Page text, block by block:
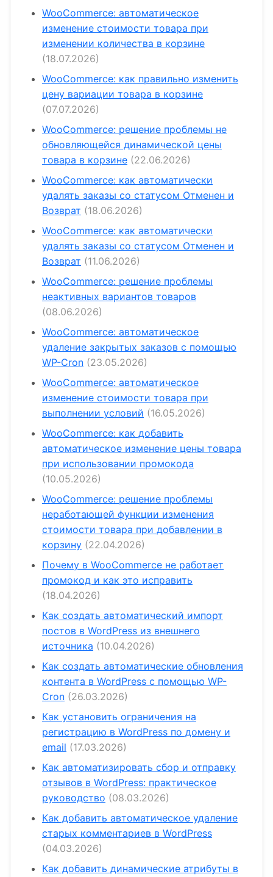
WooCommerce: автоматическое
изменение стоимости товара при
изменении количества в корзине
(18.07.2026)
WooCommerce: как правильно изменить
цену вариации товара в корзине
(07.07.2026)
WooCommerce: решение проблемы не
обновляющейся динамической цены
товара в корзине (22.06.2026)
WooCommerce: как автоматически
удалять заказы со статусом Отменен и
Возврат (18.06.2026)
WooCommerce: как автоматически
удалять заказы со статусом Отменен и
Возврат (11.06.2026)
WooCommerce: решение проблемы
неактивных вариантов товаров
(08.06.2026)
WooCommerce: автоматическое
удаление закрытых заказов с помощью
WP-Cron (23.05.2026)
WooCommerce: автоматическое
изменение стоимости товара при
выполнении условий (16.05.2026)
WooCommerce: как добавить
автоматическое изменение цены товара
при использовании промокода
(10.05.2026)
WooCommerce: решение проблемы
неработающей функции изменения
стоимости товара при добавлении в
корзину (22.04.2026)
Почему в WooCommerce не работает
промокод и как это исправить
(18.04.2026)
Как создать автоматический импорт
постов в WordPress из внешнего
источника (10.04.2026)
Как создать автоматические обновления
контента в WordPress с помощью WP-
Cron (26.03.2026)
Как установить ограничения на
регистрацию в WordPress по домену и
email (17.03.2026)
Как автоматизировать сбор и отправку
отзывов в WordPress: практическое
руководство (08.03.2026)
Как добавить автоматическое удаление
старых комментариев в WordPress
(04.03.2026)
Как добавить динамические атрибуты в